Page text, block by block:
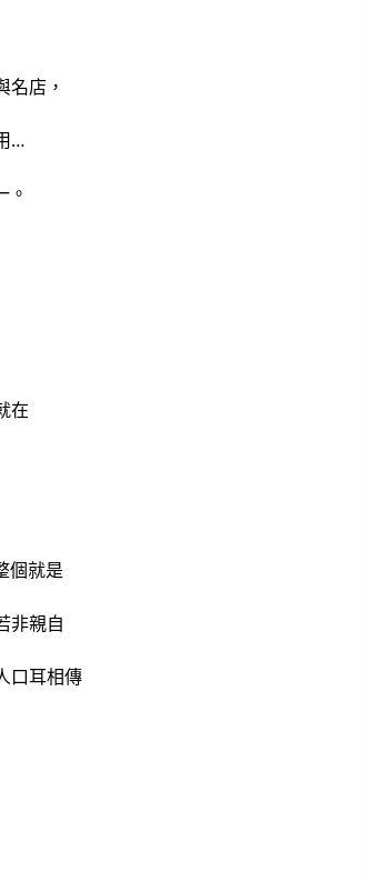
店，
…
。
在
個就是
非親自
口耳相傳